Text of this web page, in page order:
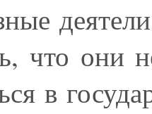
что они
в